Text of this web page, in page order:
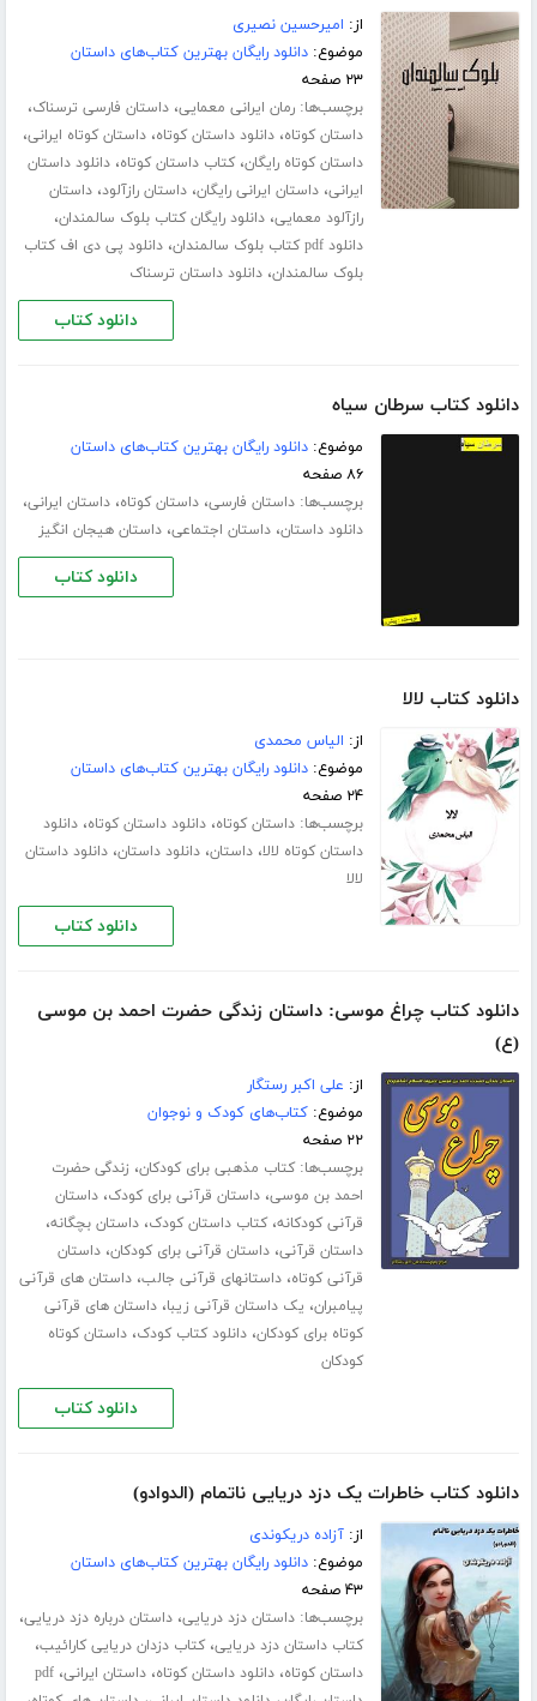
از: امیرحسین نصیری
موضوع:دانلود رایگان بهترین کتاب‌های داستان
۲۳ صفحه
برچسب‌ها:رمان ایرانی معمایی،داستان فارسی ترسناک،
داستان کوتاه،دانلود داستان کوتاه،داستان کوتاه ایرانی،
داستان کوتاه رایگان،کتاب داستان کوتاه،دانلود داستان
ایرانی،داستان ایرانی رایگان،داستان رازآلود،داستان
رازآلود معمایی،دانلود رایگان کتاب بلوک سالمندان،
دانلود pdf کتاب بلوک سالمندان ،دانلود پی دی اف کتاب
بلوک سالمندان،دانلود داستان ترسناک
دانلود کتاب
دانلود کتاب سرطان سیاه
موضوع:دانلود رایگان بهترین کتاب‌های داستان
۸۶ صفحه
برچسب‌ها:داستان فارسی،داستان کوتاه،داستان ایرانی،
دانلود داستان،داستان اجتماعی،داستان هیجان انگیز
دانلود کتاب
دانلود کتاب لالا
از: الیاس محمدی
موضوع:دانلود رایگان بهترین کتاب‌های داستان
۲۴ صفحه
برچسب‌ها:داستان کوتاه،دانلود داستان کوتاه،دانلود
داستان کوتاه لالا،داستان،دانلود داستان،دانلود داستان
لالا
دانلود کتاب
دانلود کتاب چراغ موسی: داستان زندگی حضرت احمد بن موسی
(ع)
از: علی اکبر رستگار
موضوع:کتاب‌های کودک و نوجوان
۲۲ صفحه
برچسب‌ها:کتاب مذهبی برای کودکان، زندگی حضرت
احمد بن موسی،داستان قرآنی برای کودک،داستان
قرآنی کودکانه،کتاب داستان کودک،داستان بچگانه،
داستان قرآنی،داستان قرآنی برای کودکان،داستان
قرآنی کوتاه،داستانهای قرآنی جالب،داستان های قرآنی
پیامبران، یک داستان قرآنی زیبا،داستان های قرآنی
کوتاه برای کودکان،دانلود کتاب کودک،داستان کوتاه
کودکان
دانلود کتاب
دانلود کتاب خاطرات یک دزد دریایی ناتمام (الدوادو)
از:آزاده دریکوندی
موضوع:دانلود رایگان بهترین کتاب‌های داستان
۴۳ صفحه
برچسب‌ها:داستان دزد دریایی،داستان درباره دزد دریایی،
کتاب داستان دزد دریایی،کتاب دزدان دریایی کارائیب،
داستان کوتاه،دانلود داستان کوتاه،داستان ایرانی،pdf